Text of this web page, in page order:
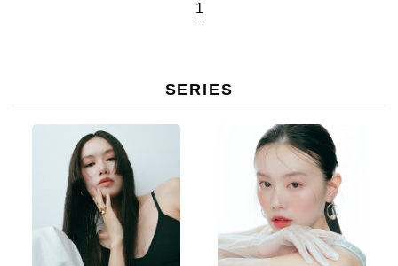
1
SERIES